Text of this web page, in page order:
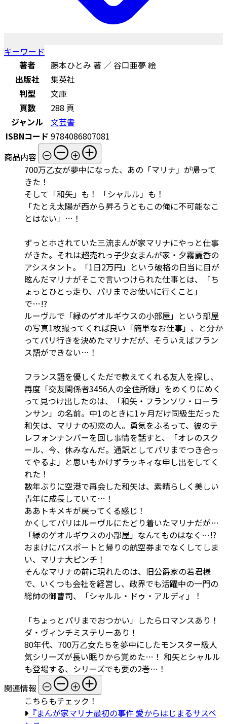
キーワード
著者
藤本ひとみ 著 ／ 谷口亜夢 絵
出版社
集英社
判型
文庫
頁数
288 頁
ジャンル
文芸書
ISBNコード 9784086807081
商品内容
700万乙女が夢中になった、あの「マリナ」が帰って
きた！
そして「和矢」も！ 「シャルル」も！
「たとえ太陽が西から昇ろうともこの俺に不可能なこ
とはない」…！
ずっとホされていた三流まんが家マリナにやっと仕事
がきた。それは超売れっ子少女まんが家・夕霧麗香の
アシスタント。「1日2万円」という破格の日当に目が
眩んだマリナがそこで言いつけられた仕事とは、「ち
ょっとひとっ走り、パリまでお使いに行くこと」
で…!?
ルーヴルで「緑のゲオルギウスの小部屋」という部屋
の写真1枚撮ってくれば良い「簡単なお仕事」、と分か
ってパリ行きを決めたマリナだが、そういえばフラン
ス語ができない…！
フランス語を優しくただで教えてくれる友人を探し、
再度「交友関係者3456人の全住所録」をめくりにめく
って見つけ出したのは、「和矢・フランソワ・ローラ
ンサン」の名前。中1のときに1ヶ月だけ同級生だった
和矢は、マリナの初恋の人。勇気をふるって、彼のテ
レフォンナンバーを回し事情を話すと、「オレのスク
ール、今、休みなんだ。通訳としてパリまでつき合っ
てやるよ」と思いもかけずラッキィな申し出をしてく
れた！
数年ぶりに空港で再会した和矢は、素晴らしく美しい
青年に成長していて…！
ああトキメキが戻ってくる感じ！
かくしてパリはルーヴルにたどり着いたマリナだが…
「緑のゲオルギウスの小部屋」なんてものはなく…!?
おまけにパスポートと帰りの航空券までなくしてしま
い、マリナ大ピンチ！
そんなマリナの前に現れたのは、旧公爵家の若君様
で、いくつも会社を経営し、政界でも活躍中の一門の
総帥の御曹司、「シャルル・ドゥ・アルディ」！
「ちょっとパリまでおつかい」したらロマンスあり！
ダ・ヴィンチミステリーあり！
80年代、700万乙女たちを夢中にしたモンスター級人
気シリーズが長い眠りから覚めた…！ 和矢とシャルル
も登場する、シリーズでも要の2巻…！
関連情報
こちらもチェック！
『まんが家マリナ最初の事件 愛からはじまるサスペ